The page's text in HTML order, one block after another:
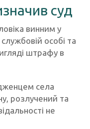
суд
винним у
особі та
штрафу в
села
розлучений та
не